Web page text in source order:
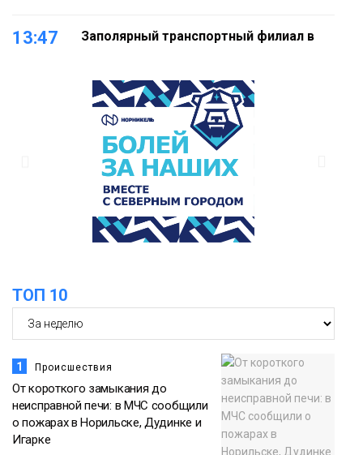
13:47
Заполярный транспортный филиал в
В Норильске лыжную базу «Оль-Гуль»
закрыли из-за появления медведя
Барнаул обошёл Красноярск в
списке городов, откуда приехали
норильчане
ТОП 10
1 Происшествия
От короткого замыкания до
неисправной печи: в МЧС сообщили
о пожарах в Норильске, Дудинке и
Игарке